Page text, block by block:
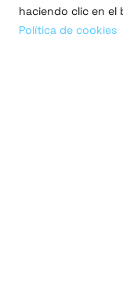
haciendo clic en el
Política de cookies